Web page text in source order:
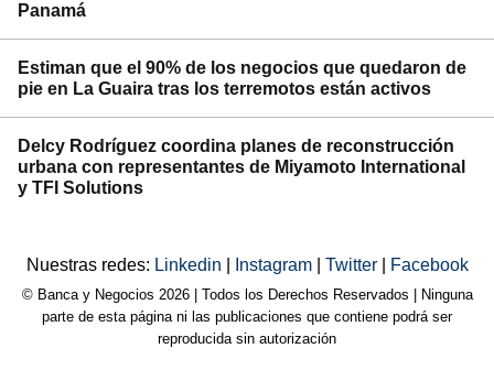
Panamá
Estiman que el 90% de los negocios que quedaron de
pie en La Guaira tras los terremotos están activos
Delcy Rodríguez coordina planes de reconstrucción
urbana con representantes de Miyamoto International
y TFI Solutions
Nuestras redes: Linkedin Instagram Twitter Facebook
© Banca y Negocios 2026 | Todos los Derechos Reservados | Ninguna
parte de esta página ni las publicaciones que contiene podrá ser
reproducida sin autorización